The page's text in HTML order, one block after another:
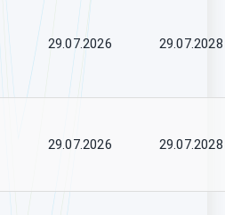
29.07.2026 29.07.2028
29.07.2026 29.07.2028